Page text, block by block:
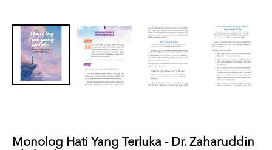
Monolog Hati Yang Terluka - Dr. Zaharuddin